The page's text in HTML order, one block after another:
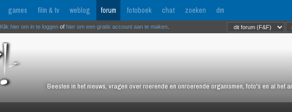
games film & tv weblog forum fotoboek chat zoeken dm
Beesten in het nieuws, vragen over roerende en onroerende organismen, foto's en al het
Klik hier om in te loggen of hier om een gratis account aan te maken